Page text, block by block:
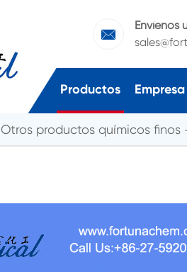

Envíenos
Productos Empresa
Otros productos químicos finos